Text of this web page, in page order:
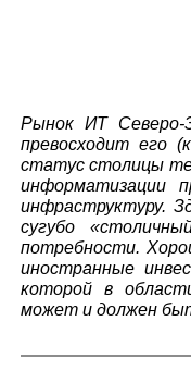
Рынок ИТ Северо-
превосходит его
статус столицы
информатизации
инфраструктуру.
сугубо
потребности.
иностранные
которой в
может и должен